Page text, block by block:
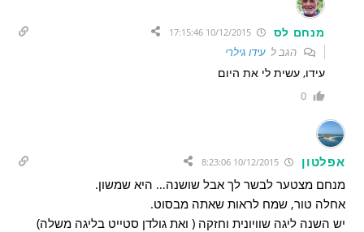
מנחם לס 10/12/2015 17:15:46
הגב לעידו גילרי
עידו, עשית לי את היום
0
אפלטון
מנחם מצטער לבשר לך אבל שושנה… היא שמשון.
אחלה טור, שמח לראות שאתה מבסוט.
יש השנה ליגה שוויונית וחזקה ( ואת גולדן סטייט בליגה משלה)